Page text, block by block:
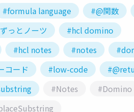
#formula language #@関数
っとノーツ
#hcl domino
#hcl notes #notes
コード #low-code
#Notes #Domino